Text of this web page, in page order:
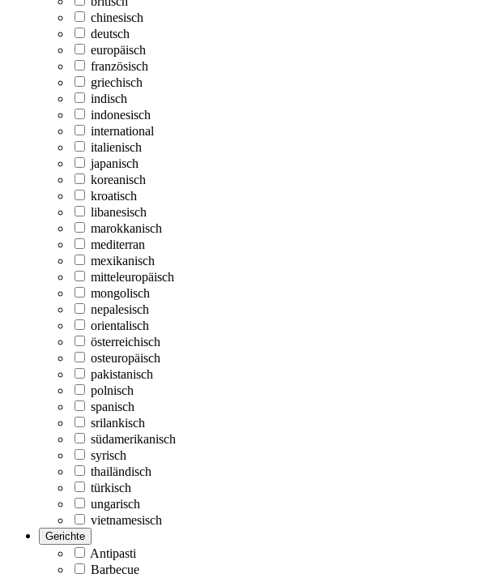
chinesisch
deutsch
europäisch
französisch
griechisch
indisch
indonesisch
international
italienisch
japanisch
koreanisch
kroatisch
libanesisch
marokkanisch
mediterran
mexikanisch
mitteleuropäisch
mongolisch
nepalesisch
orientalisch
österreichisch
osteuropäisch
pakistanisch
polnisch
spanisch
srilankisch
südamerikanisch
syrisch
thailändisch
türkisch
ungarisch
vietnamesisch
Gerichte
Antipasti
Barbecue